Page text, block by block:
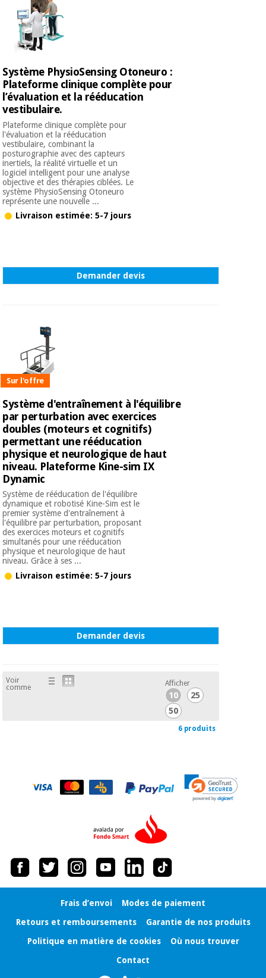
Système PhysioSensing Otoneuro :
Plateforme clinique complète pour
l’évaluation et la rééducation
vestibulaire.
Plateforme clinique complète pour
l'évaluation et la rééducation
vestibulaire, combinant la
posturographie avec des capteurs
inertiels, la réalité virtuelle et un
logiciel intelligent pour une analyse
objective et des thérapies ciblées. Le
système PhysioSensing Otoneuro
représente une nouvelle ...
Livraison estimée: 5-7 jours
Demander devis
Sur l'offre
Système d'entraînement à l'équilibre
par perturbation avec exercices
doubles (moteurs et cognitifs)
permettant une rééducation
physique et neurologique de haut
niveau. Plateforme Kine-sim IX
Dynamic
Système de rééducation de l'équilibre
dynamique et robotisé Kine-Sim est le
premier système d'entraînement à
l'équilibre par perturbation, proposant
des exercices moteurs et cognitifs
simultanés pour une rééducation
physique et neurologique de haut
niveau. Grâce à ses ...
Livraison estimée: 5-7 jours
Demander devis
Voir
comme
Afficher
10
25
50
6 produits
Frais d’envoi
Modes de paiement
Retours et remboursements
Garantie de nos produits
Politique en matière de cookies
Où nous trouver
Contact